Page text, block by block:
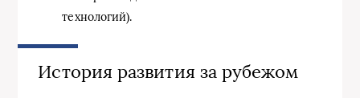
технологий).
История развития за рубежом